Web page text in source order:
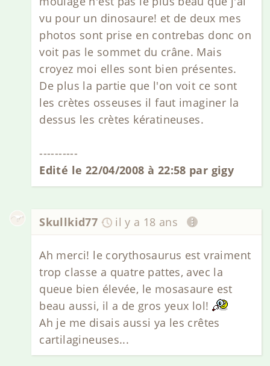
vu pour un dinosaure! et de deux mes
photos sont prise en contrebas donc on
voit pas le sommet du crâne. Mais
croyez moi elles sont bien présentes.
De plus la partie que l'on voit ce sont
les crètes osseuses il faut imaginer la
dessus les crètes kératineuses.
----------
Edité le 22/04/2008 à 22:58 par gigy
Skullkid77 il y a 18 ans
Ah merci! le corythosaurus est vraiment
trop classe a quatre pattes, avec la
queue bien élevée, le mosasaure est
beau aussi, il a de gros yeux lol!
Ah je me disais aussi ya les crêtes
cartilagineuses...